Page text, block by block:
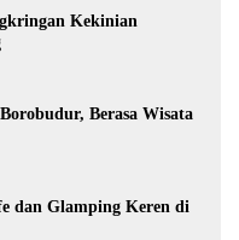
Kekinian
Berasa Wisata
dan Glamping Keren di